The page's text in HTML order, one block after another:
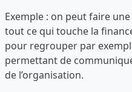
Exemple : on peut faire
tout ce qui touche la
pour regrouper par
permettant de
de l’organisation.